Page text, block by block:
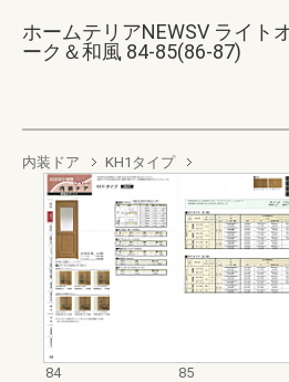
ホームテリアNEWSV ライト
ーク＆和風 84-85(86-87)
内装ドア KH1タイプ
84
85